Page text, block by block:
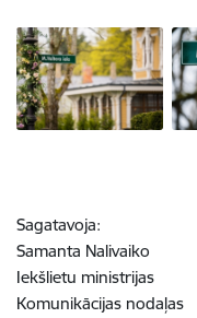
Sagatavoja:
Samanta Nalivaiko
Iekšlietu ministrijas
Komunikācijas nodaļas